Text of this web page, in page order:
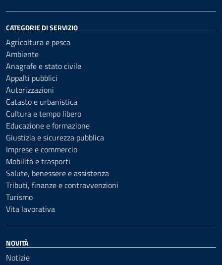
CATEGORIE DI SERVIZIO
Agricoltura e pesca
Ambiente
Anagrafe e stato civile
Appalti pubblici
Autorizzazioni
Catasto e urbanistica
Cultura e tempo libero
Educazione e formazione
Giustizia e sicurezza pubblica
Imprese e commercio
Mobilità e trasporti
Salute, benessere e assistenza
Tributi, finanze e contravvenzioni
Turismo
Vita lavorativa
NOVITÀ
Notizie